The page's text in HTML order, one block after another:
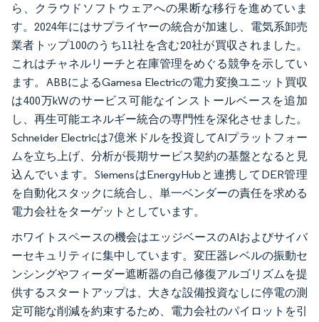
ら、クラウドソフトウェアへの果断な移行を進めていま
す。2024年にはサプライヤーの統合が加速し、電気系卸売
業者トップ100のうち11社を含む20社が買収されました。
これはチャネルリーチと在庫管理をめぐる競争を示してい
ます。ABBによるGamesa Electricの電力変換ユニット買収
は400万kWのサービス可能なインストールベースを追加
し、再生可能エネルギー統合の専門性を深化させました。
Schneider Electricは7億米ドルを投資してAIプラットフォー
ムを立ち上げ、分析が長期サービス契約の基盤となると見
込んでいます。SiemensはEnergyHubと連携してDER管理
を自動化スタックに統合し、単一ベンダーの責任を求める
電力会社をターゲットとしています。
ホワイトスペースの機会はエッジベースのAIおよびサイバ
ーセキュリティに集中しています。変圧器レベルの振動セ
ンシングやフィーダー遮断器の自己修復アルゴリズムを提
供するスタートアップは、大きな設備投資なしに停電の測
定可能な削減を約束するため、電力会社のパイロットを引